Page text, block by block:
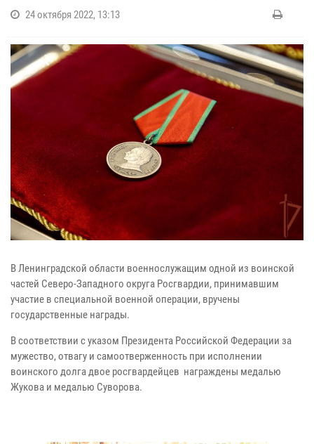
24 октября 2022, 13:13
В Ленинградской области военнослужащим одной из воинской
частей Северо-Западного округа Росгвардии, принимавшим
участие в специальной военной операции, вручены
государственные награды.
В соответствии с указом Президента Российской Федерации за
мужество, отвагу и самоотверженность при исполнении
воинского долга двое росгвардейцев награждены медалью
Жукова и медалью Суворова.